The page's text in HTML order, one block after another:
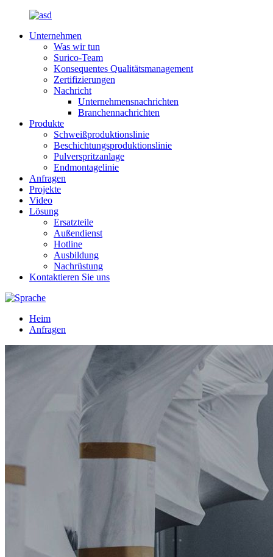
Unternehmen
Was wir tun
Surico-Team
Konsequentes Qualitätsmanagement
Zertifizierungen
Nachricht
Unternehmensnachrichten
Branchennachrichten
Produkte
Schweißproduktionslinie
Beschichtungsproduktionslinie
Pulverspritzanlage
Endmontagelinie
Anfragen
Projekte
Video
Lösung
Ersatzteile
Außendienst
Hotline
Ausbildung
Nachrüstung
Kontaktieren Sie uns
Heim
Anfragen